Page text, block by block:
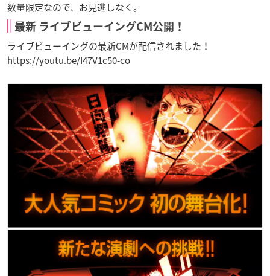
数量限定なので、お見逃しなく。
最新 ライブビューイングCM公開！
ライブビューイングの最新CMが配信されました！
https://youtu.be/I47V1c50-co